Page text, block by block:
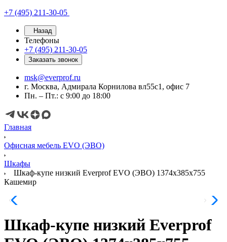
+7 (495) 211-30-05
Назад
Телефоны
+7 (495) 211-30-05
Заказать звонок
msk@everprof.ru
г. Москва, Адмирала Корнилова вл55с1, офис 7
Пн. – Пт.: с 9:00 до 18:00
Главная
Офисная мебель EVO (ЭВО)
Шкафы
Шкаф-купе низкий Everprof EVO (ЭВО) 1374х385х755
Кашемир
Шкаф-купе низкий Everprof